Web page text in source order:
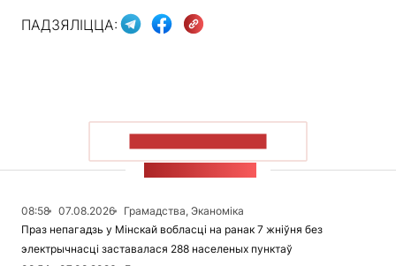
ПАДЗЯЛІЦЦА:
08:58 07.08.2026
Грамадства, Эканоміка
Праз непагадзь у Мінскай вобласці на ранак 7 жніўня без
электрычнасці заставалася 288 населеных пунктаў